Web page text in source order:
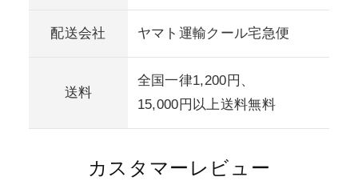
配送会社 ヤマト運輸クール宅急便
送料
全国一律1,200円、
15,000円以上送料無料
カスタマーレビュー